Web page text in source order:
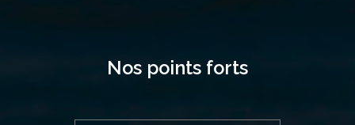
Nos points forts